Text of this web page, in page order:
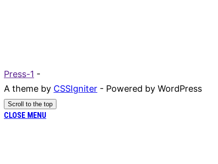
Press-1 -
A theme by CSSIgniter - Powered by WordPress
Scroll to the top
CLOSE MENU